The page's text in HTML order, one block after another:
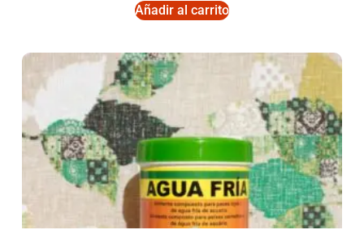
Añadir al carrito